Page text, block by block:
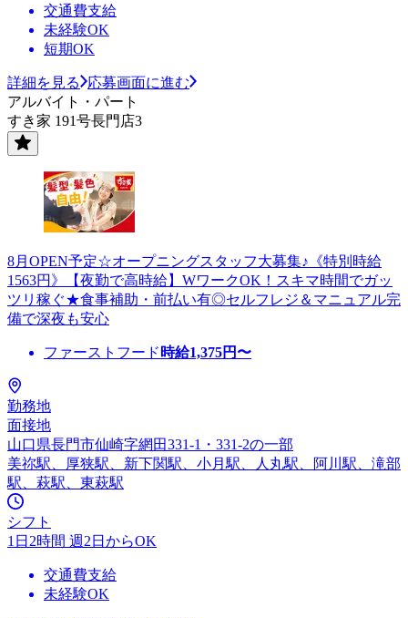
交通費支給
未経験OK
短期OK
詳細を見る
応募画面に進む
アルバイト・パート
すき家 191号長門店3
8月OPEN予定☆オープニングスタッフ大募集♪《特別時給
1563円》【夜勤で高時給】WワークOK！スキマ時間でガッ
ツリ稼ぐ★食事補助・前払い有◎セルフレジ＆マニュアル完
備で深夜も安心
ファーストフード 時給1,375円〜
勤務地
面接地
山口県長門市仙崎字網田331-1・331-2の一部
美祢駅、厚狭駅、新下関駅、小月駅、人丸駅、阿川駅、滝部
駅、萩駅、東萩駅
シフト
1日2時間 週2日からOK
交通費支給
未経験OK